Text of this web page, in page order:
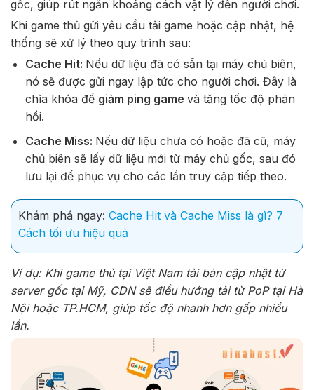
gốc, giúp rút ngắn khoảng cách vật lý đến người chơi.
Khi game thủ gửi yêu cầu tải game hoặc cập nhật, hệ
thống sẽ xử lý theo quy trình sau:
Cache Hit: Nếu dữ liệu đã có sẵn tại máy chủ biên,
nó sẽ được gửi ngay lập tức cho người chơi. Đây là
chìa khóa để giảm ping game và tăng tốc độ phản
hồi.
Cache Miss: Nếu dữ liệu chưa có hoặc đã cũ, máy
chủ biên sẽ lấy dữ liệu mới từ máy chủ gốc, sau đó
lưu lại để phục vụ cho các lần truy cập tiếp theo.
Khám phá ngay: Cache Hit và Cache Miss là gì? 7
Cách tối ưu hiệu quả
Ví dụ: Khi game thủ tại Việt Nam tải bản cập nhật từ
server gốc tại Mỹ, CDN sẽ điều hướng tải từ PoP tại Hà
Nội hoặc TP.HCM, giúp tốc độ nhanh hơn gấp nhiều
lần.